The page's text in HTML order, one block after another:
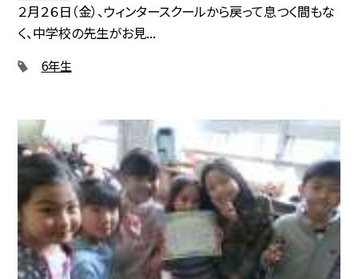
２月２６日（金）、ウィンタースクールから戻って息つく間もな
く、中学校の先生がお見...
6年生